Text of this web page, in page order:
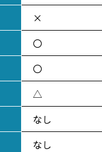
×
〇
〇
△
なし
なし